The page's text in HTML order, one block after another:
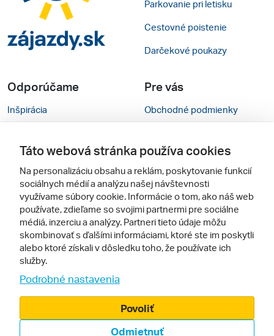
Parkovanie pri letisku
Cestovné poistenie
Darčekové poukazy
Odporúčame
Inšpirácia
Cestovné kancelárie
Zájezdy.cz
Pre vás
Obchodné podmienky
Nastavenie cookies
Mobilná verzia webu
Sledujte nás
© 2005 - 2026, Zájazdy.sk,
Táto webová stránka používa cookies
Na personalizáciu obsahu a reklám, poskytovanie funkcií
sociálnych médií a analýzu našej návštevnosti
využívame súbory cookie. Informácie o tom, ako náš web
používate, zdieľame so svojimi partnermi pre sociálne
médiá, inzerciu a analýzy. Partneri tieto údaje môžu
skombinovať s ďalšími informáciami, ktoré ste im poskytli
alebo ktoré získali v dôsledku toho, že používate ich
služby.
Podrobné nastavenia
Odmietnuť
Povoliť